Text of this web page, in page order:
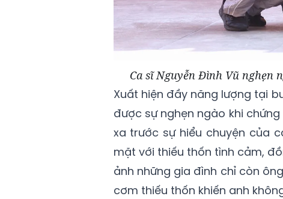
Ca sĩ Nguyễn Đình Vũ nghẹn
Xuất hiện đầy năng lượng tại
được sự nghẹn ngào khi
xa trước sự hiểu chuyện của
mặt với thiếu thốn tình cảm,
ảnh những gia đình chỉ còn
cơm thiếu thốn khiến anh